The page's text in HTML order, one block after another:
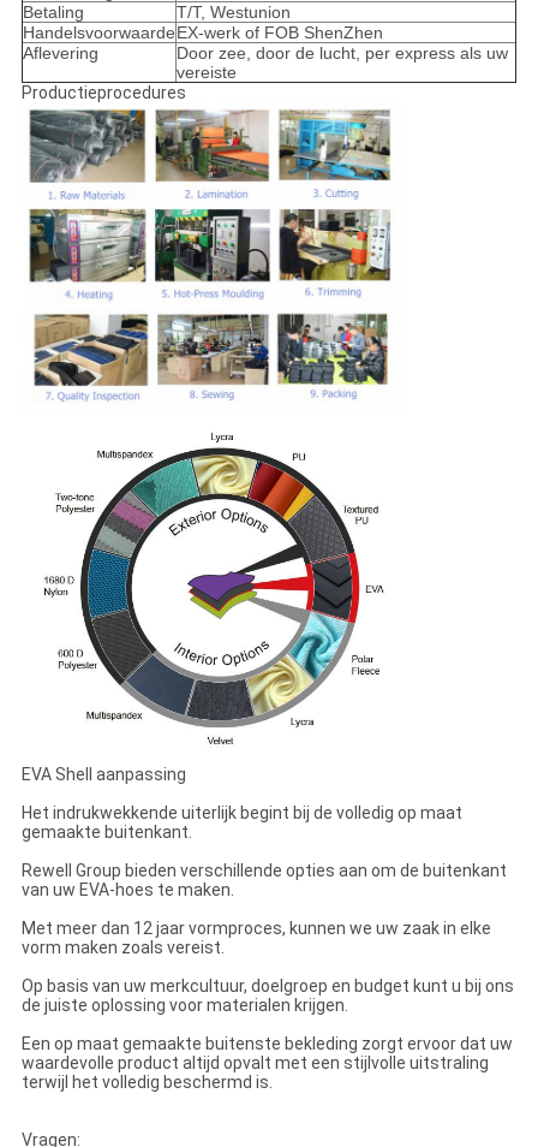
Betaling
T/T, Westunion
HandelsvoorwaardeEX-werk of FOB ShenZhen
Aflevering
Door zee, door de lucht, per express als uw
vereiste
Productieprocedures
EVA Shell aanpassing
Het indrukwekkende uiterlijk begint bij de volledig op maat
gemaakte buitenkant.
Rewell Group bieden verschillende opties aan om de buitenkant
van uw EVA-hoes te maken.
Met meer dan 12 jaar vormproces, kunnen we uw zaak in elke
vorm maken zoals vereist.
Op basis van uw merkcultuur, doelgroep en budget kunt u bij ons
de juiste oplossing voor materialen krijgen.
Een op maat gemaakte buitenste bekleding zorgt ervoor dat uw
waardevolle product altijd opvalt met een stijlvolle uitstraling
terwijl het volledig beschermd is.
Vragen: